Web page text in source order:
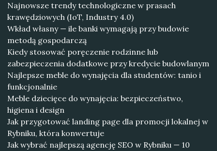
Najnowsze trendy technologiczne w prasach
krawędziowych (IoT, Industry 4.0)
Wkład własny — ile banki wymagają przy budowie
metodą gospodarczą
Kiedy stosować poręczenie rodzinne lub
zabezpieczenia dodatkowe przy kredycie budowlanym
Najlepsze meble do wynajęcia dla studentów: tanio i
funkcjonalnie
Meble dziecięce do wynajęcia: bezpieczeństwo,
higiena i design
Jak przygotować landing page dla promocji lokalnej w
Rybniku, która konwertuje
Jak wybrać najlepszą agencję SEO w Rybniku — 10